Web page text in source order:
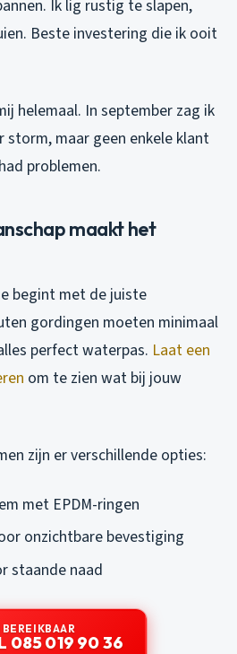
Ik lig rustig te slapen,
Beste investering die ik ooit
helemaal. In september zag ik
storm, maar geen enkele klant
problemen.
maakt het
begint met de juiste
gordingen moeten minimaal
perfect waterpas. Laat een
om te zien wat bij jouw
zijn er verschillende opties:
met EPDM-ringen
onzichtbare bevestiging
staande naad
BEREIKBAAR
085 019 90 36